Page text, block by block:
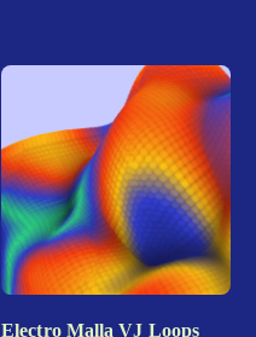
Electro Malla VJ Loops